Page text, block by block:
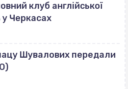
клуб англійської
Черкасах
Шувалових передали